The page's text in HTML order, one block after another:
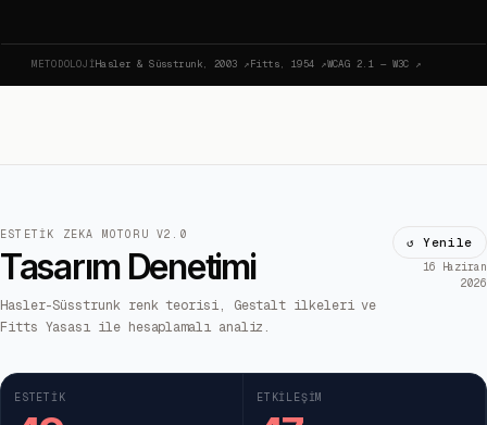
METODOLOJIHasler & Süsstrunk, 2003 ↗Fitts, 1954 ↗WCAG 2.1 — W3C ↗
ESTETIK ZEKA MOTORU V2.0
Tasarım Denetimi
Hasler-Süsstrunk renk teorisi, Gestalt ilkeleri ve
Fitts Yasası ile hesaplamalı analiz.
↺ Yenile
16 Haziran
2026
ESTETIK ETKILEŞIM